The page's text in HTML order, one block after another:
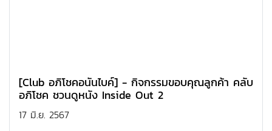
[Club อภิโชคอนันไบค์] - กิจกรรมขอบคุณลูกค้า คลับ
อภิโชค ชวนดูหนัง Inside Out 2
17 มิ.ย. 2567